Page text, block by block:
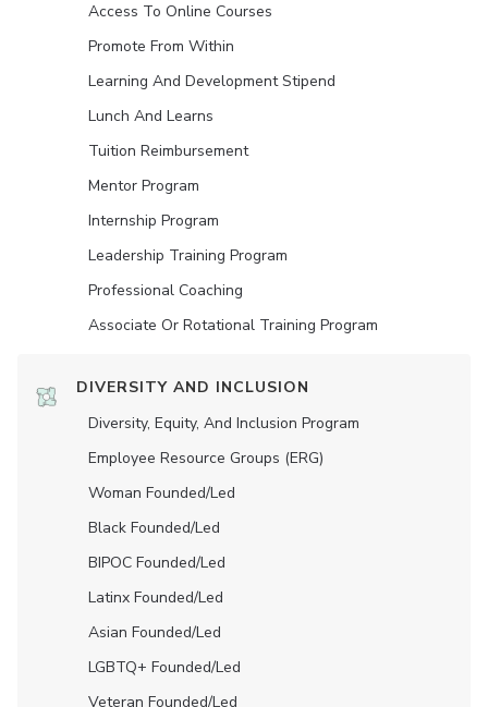
Access To Online Courses
Promote From Within
Learning And Development Stipend
Lunch And Learns
Tuition Reimbursement
Mentor Program
Internship Program
Leadership Training Program
Professional Coaching
Associate Or Rotational Training Program
DIVERSITY AND INCLUSION
Diversity, Equity, And Inclusion Program
Employee Resource Groups (ERG)
Woman Founded/led
Black Founded/led
BIPOC Founded/led
Latinx Founded/led
Asian Founded/led
LGBTQ+ Founded/led
Veteran Founded/led